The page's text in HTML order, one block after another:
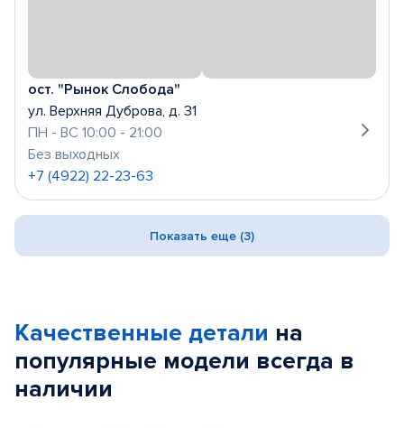
ост. "Рынок Слобода"
ул. Верхняя Дуброва, д. 31
ПН - ВС 10:00 - 21:00
Без выходных
+7 (4922) 22-23-63
Показать еще (3)
Качественные детали на
популярные модели всегда в
наличии